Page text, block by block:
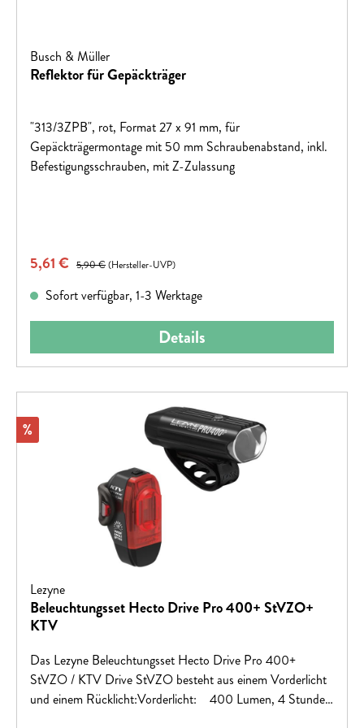
Busch & Müller
Reflektor für Gepäckträger
"313/3ZPB", rot, Format 27 x 91 mm, für
Gepäckträgermontage mit 50 mm Schraubenabstand, inkl.
Befestigungsschrauben, mit Z-Zulassung
Verkaufspreis:
5,61 € Regulärer Preis:
5,90 €(Hersteller-UVP)
Sofort verfügbar, 1-3 Werktage
Details
Rabatt
%
Lezyne
Beleuchtungsset Hecto Drive Pro 400+ StVZO+
KTV
Das Lezyne Beleuchtungsset Hecto Drive Pro 400+
StVZO / KTV Drive StVZO besteht aus einem Vorderlicht
und einem Rücklicht:Vorderlicht: 400 Lumen, 4 Stunden